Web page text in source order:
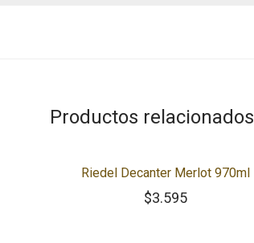
Productos relacionados
Riedel Decanter Merlot 970ml
$3.595